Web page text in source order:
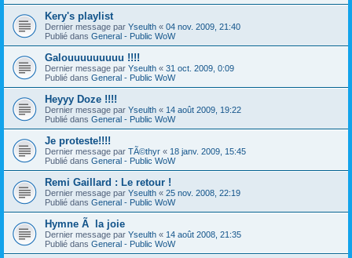
Kery's playlist
Dernier message par Yseulth « 04 nov. 2009, 21:40
Publié dans General - Public WoW
Galouuuuuuuuu !!!!
Dernier message par Yseulth « 31 oct. 2009, 0:09
Publié dans General - Public WoW
Heyyy Doze !!!!
Dernier message par Yseulth « 14 août 2009, 19:22
Publié dans General - Public WoW
Je proteste!!!!
Dernier message par TÃ©thyr « 18 janv. 2009, 15:45
Publié dans General - Public WoW
Remi Gaillard : Le retour !
Dernier message par Yseulth « 25 nov. 2008, 22:19
Publié dans General - Public WoW
Hymne Ã la joie
Dernier message par Yseulth « 14 août 2008, 21:35
Publié dans General - Public WoW